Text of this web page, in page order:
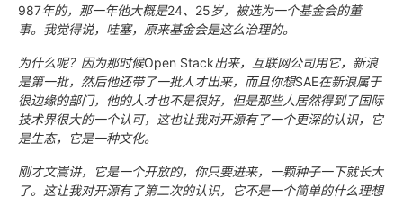
987年的，那一年他大概是24、 25岁，被选为一个基金会的董
事。我觉得说，哇塞，原来基金会是这么治理的。
为什么呢？因为那时候Open Stack出来，互联网公司用它，新浪
是第一批，然后他还带了一批人才出来，而且你想SAE在新浪属于
很边缘的部门，他的人才也不是很好，但是那些人居然得到了国际
技术界很大的一个认可，这也让我对开源有了一个更深的认识，它
是生态，它是一种文化。
刚才文嵩讲，它是一个开放的，你只要进来，一颗种子一下就长大
了。这让我对开源有了第二次的认识，它不是一个简单的什么理想